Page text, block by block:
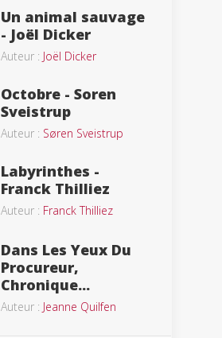
Un animal sauvage
- Joël Dicker
Auteur : Joël Dicker
Octobre - Soren
Sveistrup
Auteur : Søren Sveistrup
Labyrinthes -
Franck Thilliez
Auteur : Franck Thilliez
Dans Les Yeux Du
Procureur,
Chronique...
Auteur : Jeanne Quilfen